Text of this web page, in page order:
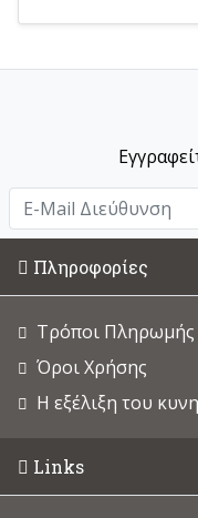
Πληροφορίες
Τρόποι Πληρωμής
Όροι Χρήσης
Η εξέλιξη του
Links